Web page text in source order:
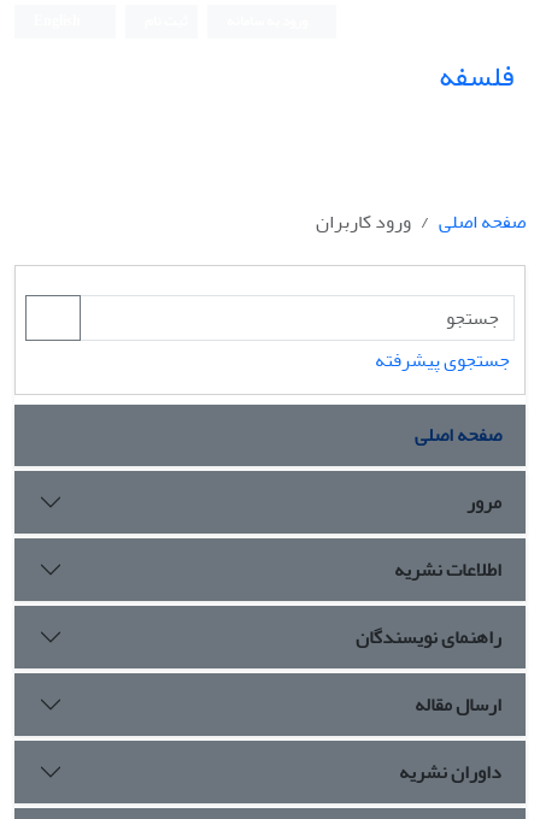
فلسفه
صفحه اصلی ورود کاربران
جستجوی پیشرفته
صفحه اصلی
مرور
اطلاعات نشریه
راهنمای نویسندگان
ارسال مقاله
داوران نشریه